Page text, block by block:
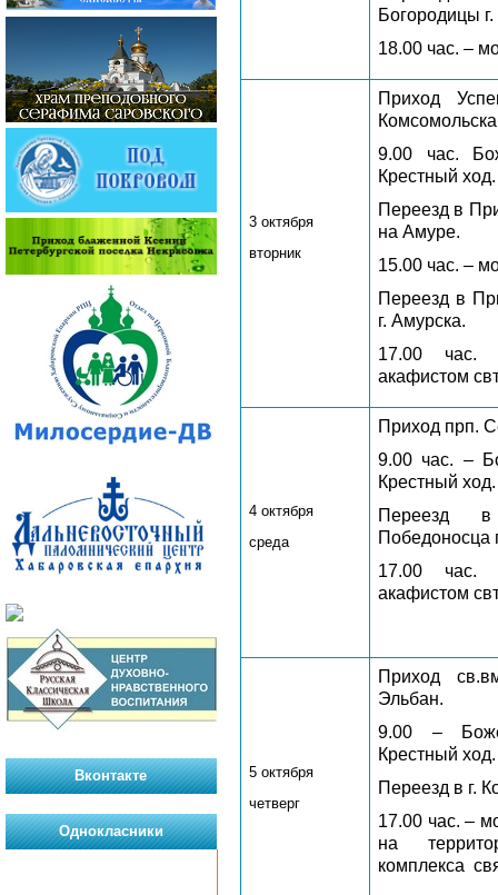
Богородицы
18.00 час. –
3 октября
вторник
Приход
9.00 час.
Крестный ход.
Переезд в
на Амуре.
15.00 час. –
Переезд в
г. Амурска.
17.00 час.
акафистом
4 октября
среда
Приход прп.
9.00 час. –
Крестный ход.
Переезд
Победоносца
17.00 час.
акафистом
5 октября
четверг
Приход
Эльбан.
9.00 –
Крестный ход.
Переезд в г.
17.00 час. –
на
комплекса
Вконтакте
Однокласники